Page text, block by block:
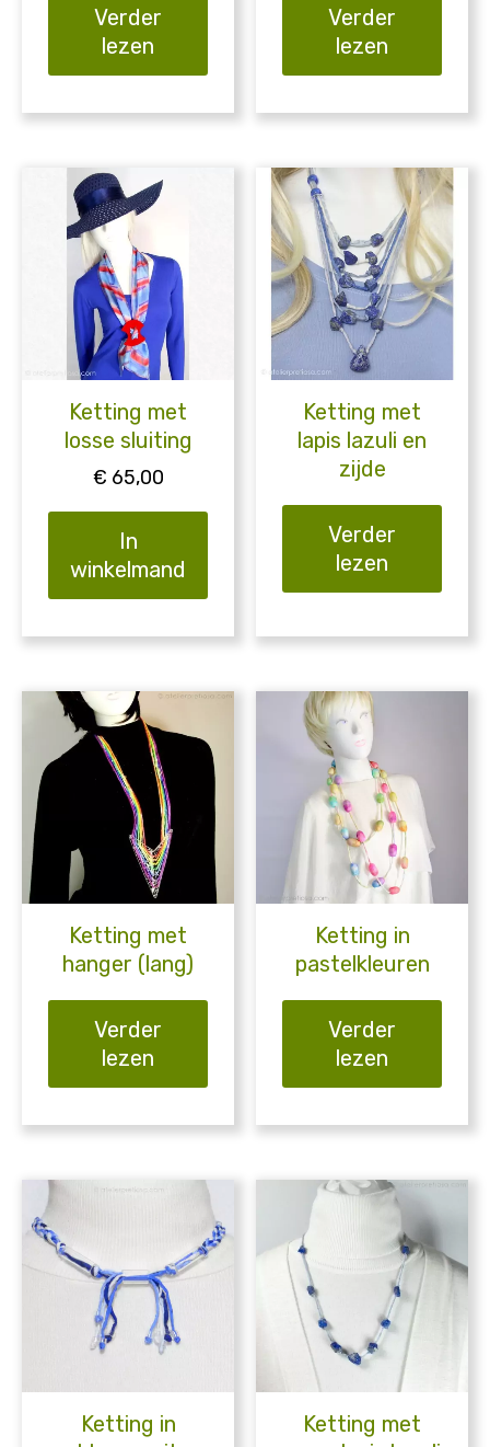
Verder
lezen
Verder
lezen
Ketting met
losse sluiting
€ 65,00
In
winkelmand
Ketting met
lapis lazuli en
zijde
Verder
lezen
Ketting met
hanger (lang)
Verder
lezen
Ketting in
pastelkleuren
Verder
lezen
Ketting in
Ketting met